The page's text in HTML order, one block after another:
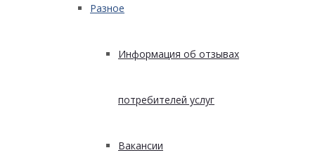
Разное
Информация об отзывах
потребителей услуг
Вакансии